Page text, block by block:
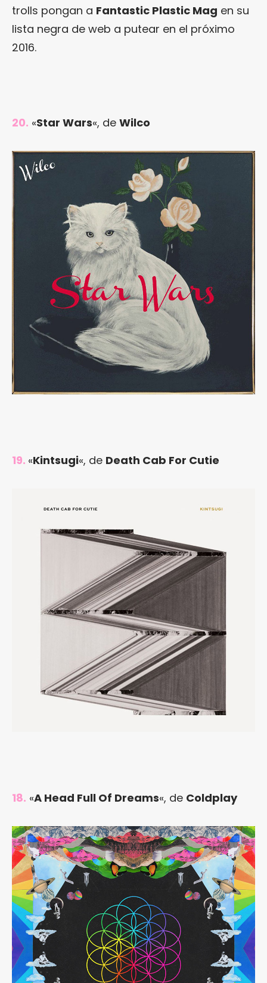
trolls pongan a Fantastic Plastic Mag en su
lista negra de web a putear en el próximo
2016.
20. «Star Wars«, de Wilco
19. «Kintsugi«, de Death Cab For Cutie
18. «A Head Full Of Dreams«, de Coldplay